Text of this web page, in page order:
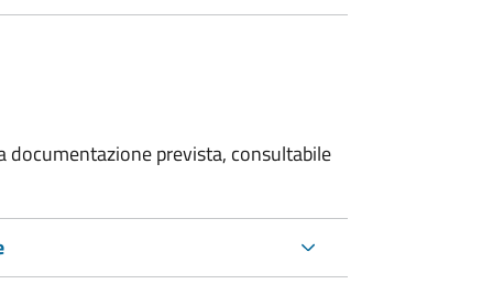
prevista, consultabile